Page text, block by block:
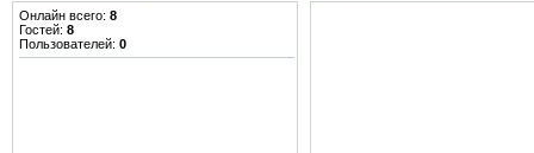
Онлайн всего: 8
Гостей: 8
Пользователей: 0